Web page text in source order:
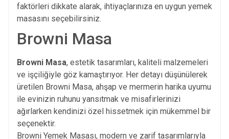
faktörleri dikkate alarak, ihtiyaçlarınıza en uygun yemek
masasını seçebilirsiniz.
Browni Masa
Browni Masa, estetik tasarımları, kaliteli malzemeleri
ve işçiliğiyle göz kamaştırıyor. Her detayı düşünülerek
üretilen Browni Masa, ahşap ve mermerin harika uyumu
ile evinizin ruhunu yansıtmak ve misafirlerinizi
ağırlarken kendinizi özel hissetmek için mükemmel bir
seçenektir.
Browni Yemek Masası, modern ve zarif tasarımlarıyla